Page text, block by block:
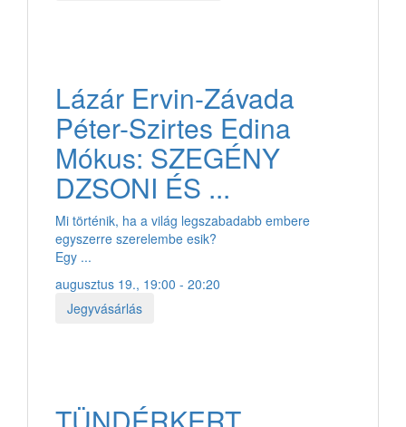
Lázár Ervin-Závada
Péter-Szirtes Edina
Mókus: SZEGÉNY
DZSONI ÉS ...
Mi történik, ha a világ legszabadabb embere
egyszerre szerelembe esik?
Egy ...
augusztus 19., 19:00 - 20:20
Jegyvásárlás